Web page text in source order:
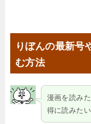
りぼんの最新号
む方法
漫画を読み
得に読みた